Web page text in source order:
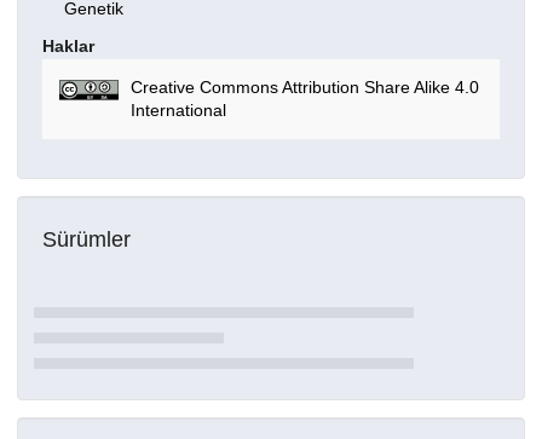
Genetik
Haklar
Creative Commons Attribution Share Alike 4.0
International
Sürümler